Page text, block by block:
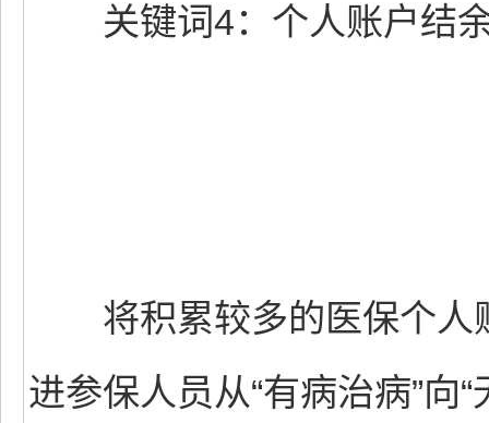
关键词4：个人账户结
将积累较多的医保个人
进参保人员从“有病治病”向